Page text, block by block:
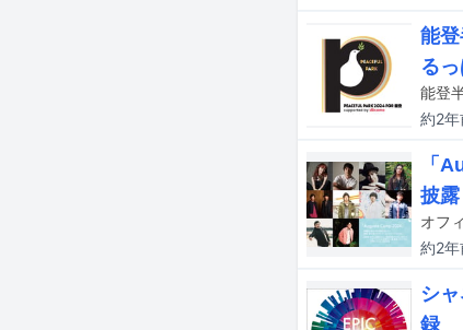
能
る
約2年
「
披露
約2年
シ
録